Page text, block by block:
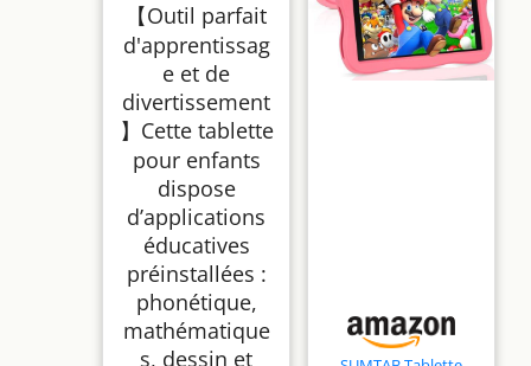
Éducative 5Go
RAM+32Go,
Extensible TF 128Go,
Contrôle Parental,
WiFi 6 & Bluetooth,
Étui Antichoc Inclus,
Cadeau Fille Garçon
(Rose)
【Outil parfait
d'apprentissag
e et de
divertissement
】Cette tablette
pour enfants
dispose
d’applications
éducatives
préinstallées :
phonétique,
mathématique
s, dessin et